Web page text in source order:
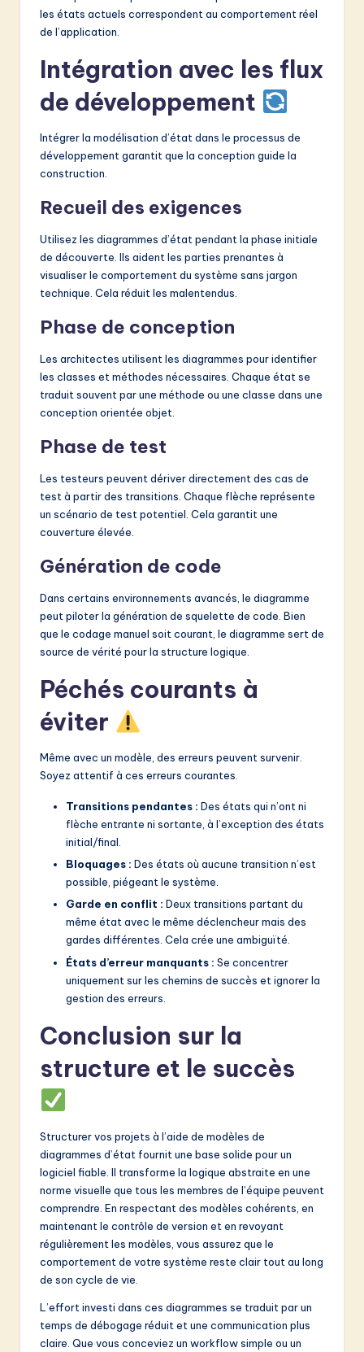
les états actuels correspondent au comportement réel
de l’application.
Intégration avec les flux
de développement
Intégrer la modélisation d’état dans le processus de
développement garantit que la conception guide la
construction.
Recueil des exigences
Utilisez les diagrammes d’état pendant la phase initiale
de découverte. Ils aident les parties prenantes à
visualiser le comportement du système sans jargon
technique. Cela réduit les malentendus.
Phase de conception
Les architectes utilisent les diagrammes pour identifier
les classes et méthodes nécessaires. Chaque état se
traduit souvent par une méthode ou une classe dans une
conception orientée objet.
Phase de test
Les testeurs peuvent dériver directement des cas de
test à partir des transitions. Chaque flèche représente
un scénario de test potentiel. Cela garantit une
couverture élevée.
Génération de code
Dans certains environnements avancés, le diagramme
peut piloter la génération de squelette de code. Bien
que le codage manuel soit courant, le diagramme sert de
source de vérité pour la structure logique.
Péchés courants à
éviter
Même avec un modèle, des erreurs peuvent survenir.
Soyez attentif à ces erreurs courantes.
Transitions pendantes : Des états qui n’ont ni
flèche entrante ni sortante, à l’exception des états
initial/final.
Bloquages : Des états où aucune transition n’est
possible, piégeant le système.
Garde en conflit : Deux transitions partant du
même état avec le même déclencheur mais des
gardes différentes. Cela crée une ambiguïté.
États d’erreur manquants : Se concentrer
uniquement sur les chemins de succès et ignorer la
gestion des erreurs.
Conclusion sur la
structure et le succès
Structurer vos projets à l’aide de modèles de
diagrammes d’état fournit une base solide pour un
logiciel fiable. Il transforme la logique abstraite en une
norme visuelle que tous les membres de l’équipe peuvent
comprendre. En respectant des modèles cohérents, en
maintenant le contrôle de version et en revoyant
régulièrement les modèles, vous assurez que le
comportement de votre système reste clair tout au long
de son cycle de vie.
L’effort investi dans ces diagrammes se traduit par un
temps de débogage réduit et une communication plus
claire. Que vous conceviez un workflow simple ou un